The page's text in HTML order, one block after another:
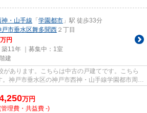
・山手線 「 学園都市 」駅 徒歩33分
戸市垂水区舞多聞西 ２丁目
万円
11年 ｜募集中： 1室
建
があります。こちらは中古の戸建てです。こちら
神戸市垂水区の神戸市西神・山手線学園都市周辺
万円
管理費・共益費 -)